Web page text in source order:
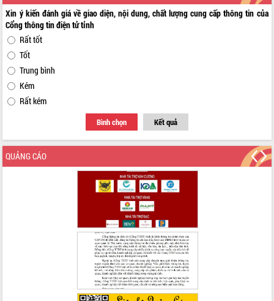
Xin ý kiến đánh giá về giao diện, nội dung, chất lượng cung cấp thông tin của
Cổng thông tin điện tử tỉnh
Rất tốt
Tốt
Trung bình
Kém
Rất kém
Bình chọn Kết quả
QUẢNG CÁO